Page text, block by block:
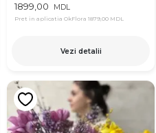
1899,00 MDL
Pret in aplicatia OkFlora 1879,00 MDL
Vezi detalii